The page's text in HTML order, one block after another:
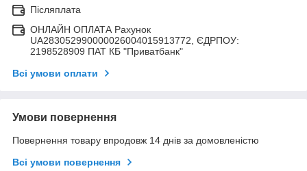
Післяплата
ОНЛАЙН ОПЛАТА Рахунок
UA283052990000026004015913772, ЄДРПОУ:
2198528909 ПАТ КБ "Приватбанк"
Всі умови оплати
Умови повернення
Повернення товару впродовж 14 днів за домовленістю
Всі умови повернення